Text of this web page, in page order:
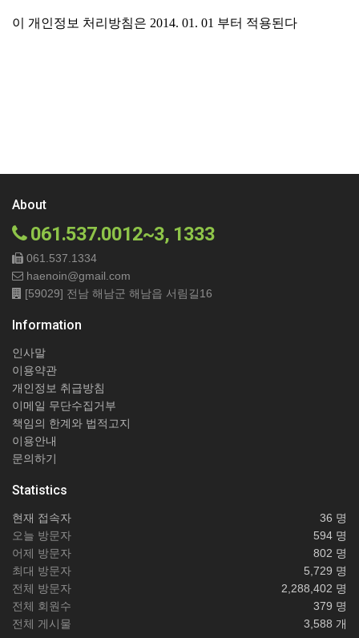
이 개인정보 처리방침은 2014. 01. 01 부터 적용된다
About
061.537.0012~3, 1333
061.537.1334
haenoin@gmail.com
[59029] 전남 해남군 해남읍 서림길16
Information
인사말
이용약관
개인정보 취급방침
이메일 무단수집거부
책임의 한계와 법적고지
이용안내
문의하기
Statistics
현재 접속자
36 명
오늘 방문자
594 명
어제 방문자
802 명
최대 방문자
5,729 명
전체 방문자
2,288,402 명
전체 회원수
379 명
전체 게시물
3,588 개